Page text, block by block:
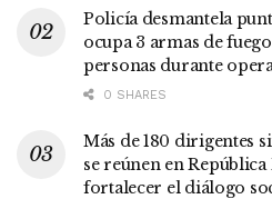
Policía desmantela
ocupa 3 armas de
personas durante
0 SHARES
Más de 180 dirigentes
se reúnen en
fortalecer el diálogo